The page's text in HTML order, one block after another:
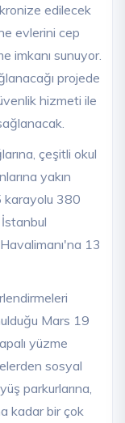
edilecek
evlerini cep
imkanı sunuyor.
projede
hizmeti ile
çeşitli okul
yakın
karayolu 380
13
Mars 19
yüzme
sosyal
parkurlarına,
kadar bir çok